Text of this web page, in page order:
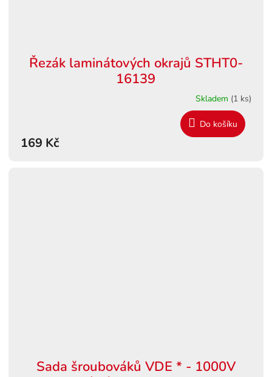
Řezák laminátových okrajů STHT0-
16139
Skladem (1 ks)
169 Kč
Do košíku
Sada šroubováků VDE * - 1000V